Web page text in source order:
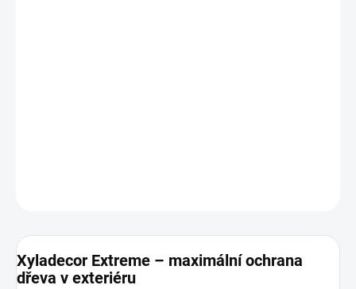
Xyladecor Extreme – maximální ochrana
dřeva v exteriéru